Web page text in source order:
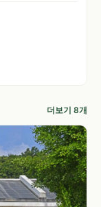
더보기 8개